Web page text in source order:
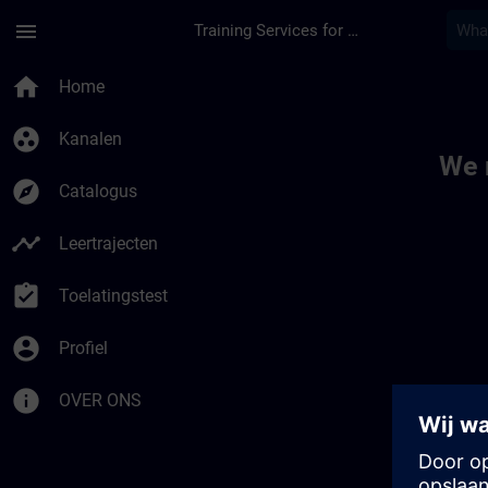
menu Training Services for Digital Industries
home Home
group_work Kanalen
explore Catalogus
timeline Leertrajecten
assignment_turned_in Toelatingstest
account_circle Profiel
info OVER ONS
We